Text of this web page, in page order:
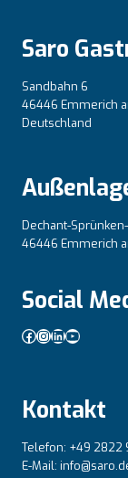
Saro
Sandbahn 6
46446 Emmerich
Deutschland
Dechant-
46446 Emmerich
Social
Facebook
Instagram
LinkedIn
YouTube
Kontakt
Telefon: +49 2822
E-Mail: